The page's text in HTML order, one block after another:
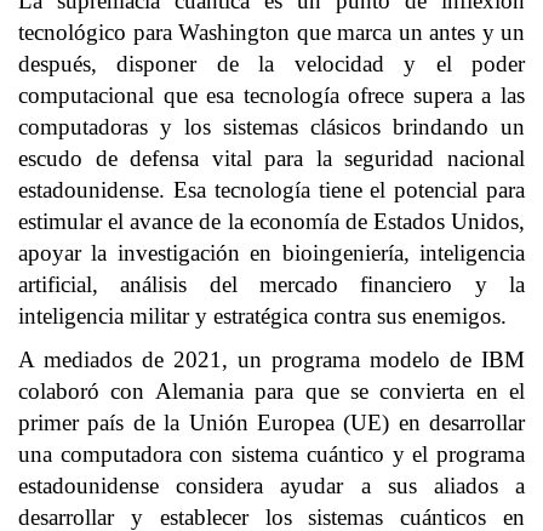
tecnológico para Washington que marca un antes y un
después, disponer de la velocidad y el poder
computacional que esa tecnología ofrece supera a las
computadoras y los sistemas clásicos brindando un
escudo de defensa vital para la seguridad nacional
estadounidense. Esa tecnología tiene el potencial para
estimular el avance de la economía de Estados Unidos,
apoyar la investigación en bioingeniería, inteligencia
artificial, análisis del mercado financiero y la
inteligencia militar y estratégica contra sus enemigos.
A mediados de 2021, un programa modelo de IBM
colaboró con Alemania para que se convierta en el
primer país de la Unión Europea (UE) en desarrollar
una computadora con sistema cuántico y el programa
estadounidense considera ayudar a sus aliados a
desarrollar y establecer los sistemas cuánticos en